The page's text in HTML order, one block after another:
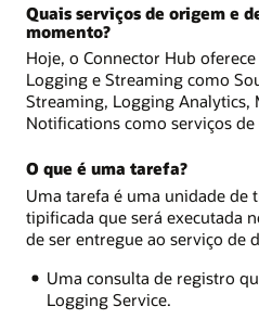
Quais serviços de origem e
momento?
Hoje, o Connector Hub
Logging e Streaming como
Streaming, Logging Analytics,
Notifications como serviços de
O que é uma tarefa?
Uma tarefa é uma unidade de
tipificada que será executada
de ser entregue ao serviço de
Uma consulta de registro
Logging Service.